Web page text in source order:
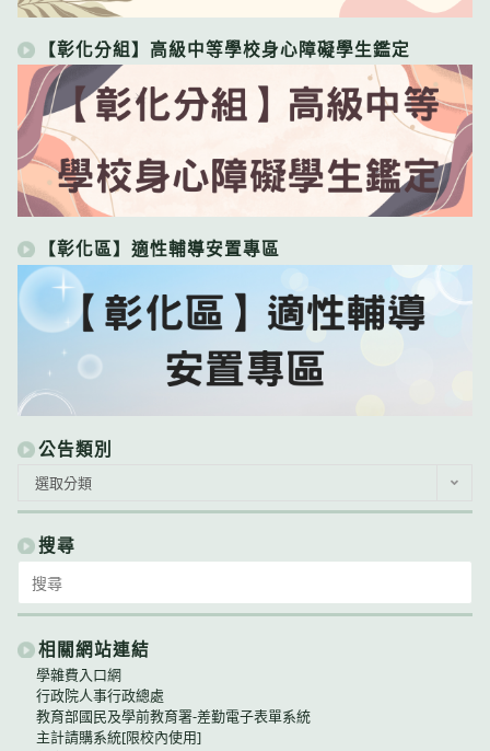
【彰化分組】高級中等學校身心障礙學生鑑定
【彰化區】適性輔導安置專區
公告類別
類
別
選取分類
搜尋
for:
相關網站連結
學雜費入口網
行政院人事行政總處
教育部國民及學前教育署-差勤電子表單系統
主計請購系統[限校內使用]